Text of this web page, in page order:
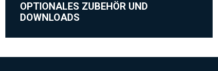
OPTIONALES ZUBEHÖR UND
DOWNLOADS